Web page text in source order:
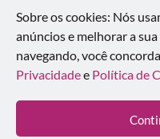
Flores Buruquê |
Rua Coronel João Guilherme
WhatsApp: (41)
© 2024-2026 - Todos os direitos
Sobre os cookies: Nós
anúncios e melhorar a
navegando, você
Privacidadee Política de